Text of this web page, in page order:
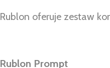
Rublon oferuje zestaw
Rublon Prompt